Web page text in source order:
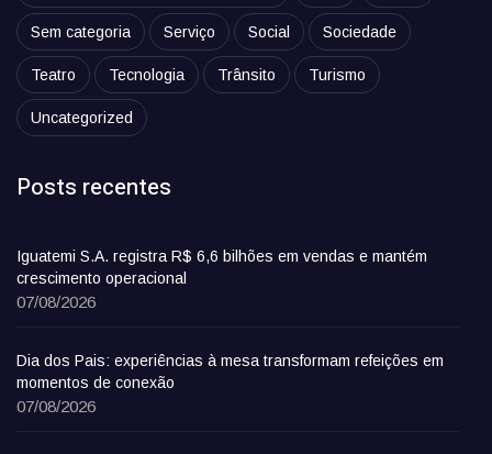
Sem categoria Serviço Social Sociedade
Teatro Tecnologia Trânsito Turismo
Uncategorized
Posts recentes
Iguatemi S.A. registra R$ 6,6 bilhões em vendas e mantém
crescimento operacional
07/08/2026
Dia dos Pais: experiências à mesa transformam refeições em
momentos de conexão
07/08/2026